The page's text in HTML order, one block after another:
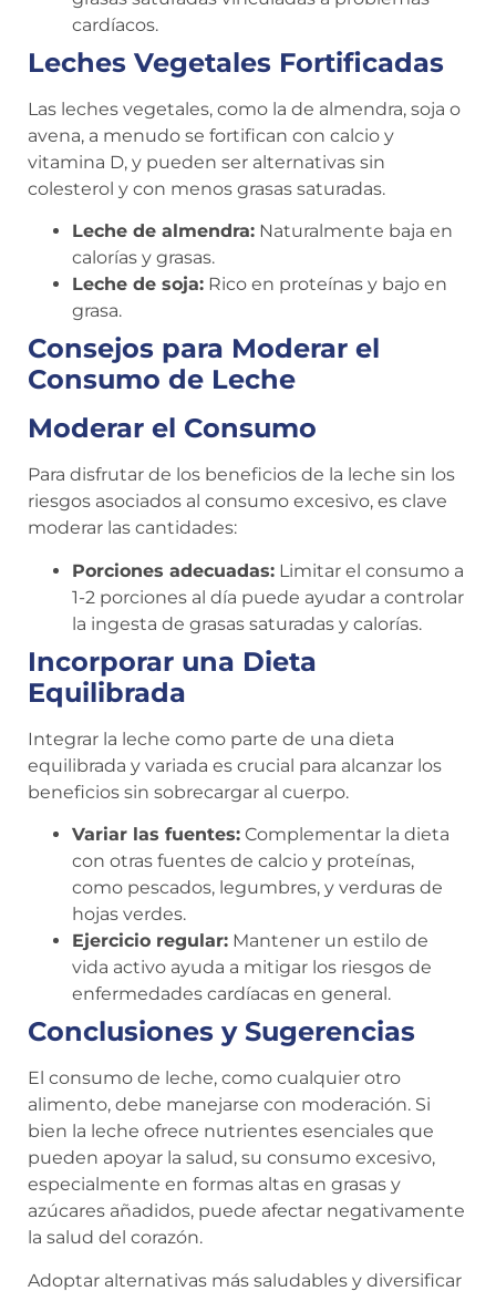
cardíacos.
Leches Vegetales Fortificadas
Las leches vegetales, como la de almendra, soja o
avena, a menudo se fortifican con calcio y
vitamina D, y pueden ser alternativas sin
colesterol y con menos grasas saturadas.
Leche de almendra: Naturalmente baja en
calorías y grasas.
Leche de soja: Rico en proteínas y bajo en
grasa.
Consejos para Moderar el
Consumo de Leche
Moderar el Consumo
Para disfrutar de los beneficios de la leche sin los
riesgos asociados al consumo excesivo, es clave
moderar las cantidades:
Porciones adecuadas: Limitar el consumo a
1-2 porciones al día puede ayudar a controlar
la ingesta de grasas saturadas y calorías.
Incorporar una Dieta
Equilibrada
Integrar la leche como parte de una dieta
equilibrada y variada es crucial para alcanzar los
beneficios sin sobrecargar al cuerpo.
Variar las fuentes: Complementar la dieta
con otras fuentes de calcio y proteínas,
como pescados, legumbres, y verduras de
hojas verdes.
Ejercicio regular: Mantener un estilo de
vida activo ayuda a mitigar los riesgos de
enfermedades cardíacas en general.
Conclusiones y Sugerencias
El consumo de leche, como cualquier otro
alimento, debe manejarse con moderación. Si
bien la leche ofrece nutrientes esenciales que
pueden apoyar la salud, su consumo excesivo,
especialmente en formas altas en grasas y
azúcares añadidos, puede afectar negativamente
la salud del corazón.
Adoptar alternativas más saludables y diversificar